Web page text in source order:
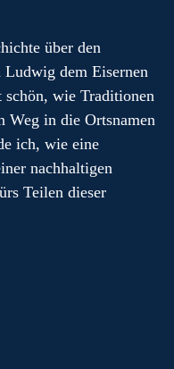
über den
dem Eisernen
wie Traditionen
Weg in die Ortsnamen
ich, wie eine
nachhaltigen
Teilen dieser